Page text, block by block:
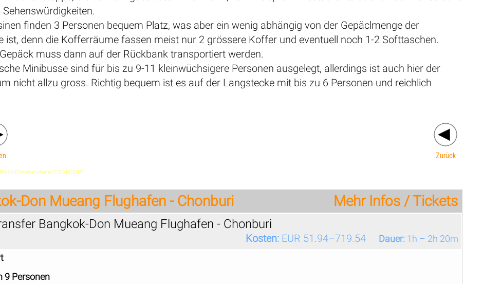
Sehenswürdigkeiten.
finden 3 Personen bequem Platz, was aber ein wenig abhängig von der Gepäclmenge der
ist, denn die Kofferräume fassen meist nur 2 grössere Koffer und eventuell noch 1-2 Softtaschen.
muss dann auf der Rückbank transportiert werden.
Minibusse sind für bis zu 9-11 kleinwüchsigere Personen ausgelegt, allerdings ist auch hier der
nicht allzu gross. Richtig bequem ist es auf der Langstecke mit bis zu 6 Personen und reichlich
Zurück
Don Mueang Flughafen - Chonburi Mehr Infos / Tickets
Bangkok-Don Mueang Flughafen - Chonburi
Kosten: EUR 51.94–719.54 Dauer: 1h – 2h 20m
9 Personen